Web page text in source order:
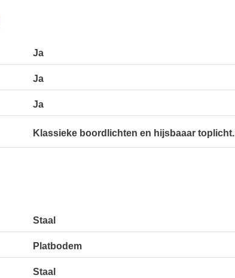
Ja
Ja
Ja
Klassieke boordlichten en hijsbaaar toplicht.
Staal
Platbodem
Staal